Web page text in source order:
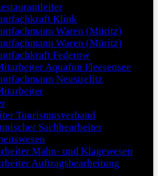
Klink
Waren (Müritz)
Waren (Müritz)
Federow
Aquafun Fleesensee
Neustrelitz
Tourismusverband
Sachbearbeiter
Mahn- und Klagewesen
Auftragsbearbeitung